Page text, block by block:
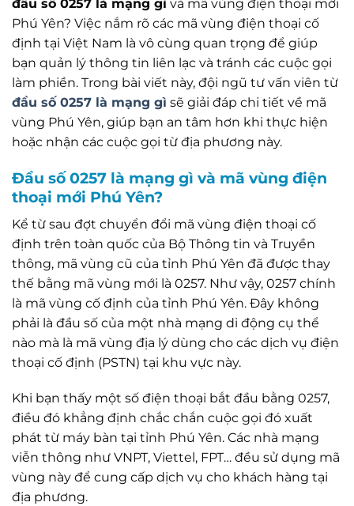
đầu số 0257 là mạng gì và mã vùng điện thoại mới
Phú Yên? Việc nắm rõ các mã vùng điện thoại cố
định tại Việt Nam là vô cùng quan trọng để giúp
bạn quản lý thông tin liên lạc và tránh các cuộc gọi
làm phiền. Trong bài viết này, đội ngũ tư vấn viên từ
đầu số 0257 là mạng gì sẽ giải đáp chi tiết về mã
vùng Phú Yên, giúp bạn an tâm hơn khi thực hiện
hoặc nhận các cuộc gọi từ địa phương này.
Đầu số 0257 là mạng gì và mã vùng điện
thoại mới Phú Yên?
Kể từ sau đợt chuyển đổi mã vùng điện thoại cố
định trên toàn quốc của Bộ Thông tin và Truyền
thông, mã vùng cũ của tỉnh Phú Yên đã được thay
thế bằng mã vùng mới là 0257. Như vậy, 0257 chính
là mã vùng cố định của tỉnh Phú Yên. Đây không
phải là đầu số của một nhà mạng di động cụ thể
nào mà là mã vùng địa lý dùng cho các dịch vụ điện
thoại cố định (PSTN) tại khu vực này.
Khi bạn thấy một số điện thoại bắt đầu bằng 0257,
điều đó khẳng định chắc chắn cuộc gọi đó xuất
phát từ máy bàn tại tỉnh Phú Yên. Các nhà mạng
viễn thông như VNPT, Viettel, FPT… đều sử dụng mã
vùng này để cung cấp dịch vụ cho khách hàng tại
địa phương.